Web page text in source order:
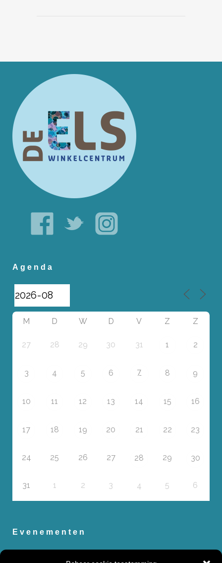
Agenda
M D W D V Z Z
27 28 29 30 31 1 2
3 4 5 6 7 8 9
10 11 12 13 14 15 16
17 18 19 20 21 22 23
24 25 26 27 28 29 30
31 1 2 3 4 5 6
Evenementen